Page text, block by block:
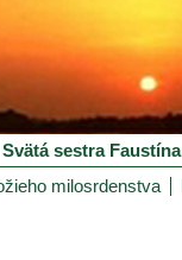
Svätá sestra Faustína
milosrdenstva